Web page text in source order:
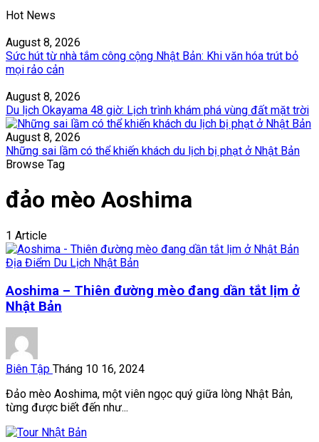
Hot News
August 8, 2026
Sức hút từ nhà tắm công cộng Nhật Bản: Khi văn hóa trút bỏ
mọi rảo cản
August 8, 2026
Du lịch Okayama 48 giờ: Lịch trình khám phá vùng đất mặt trời
August 8, 2026
Những sai lầm có thể khiến khách du lịch bị phạt ở Nhật Bản
Browse Tag
đảo mèo Aoshima
1 Article
Địa Điểm Du Lịch Nhật Bản
Aoshima – Thiên đường mèo đang dần tắt lịm ở
Nhật Bản
Biên Tập Tháng 10 16, 2024
Đảo mèo Aoshima, một viên ngọc quý giữa lòng Nhật Bản,
từng được biết đến như...